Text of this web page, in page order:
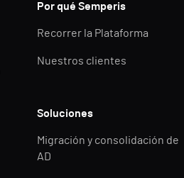
Por qué Semperis
Recorrer la Plataforma
Nuestros clientes
Soluciones
Migración y consolidación de
AD